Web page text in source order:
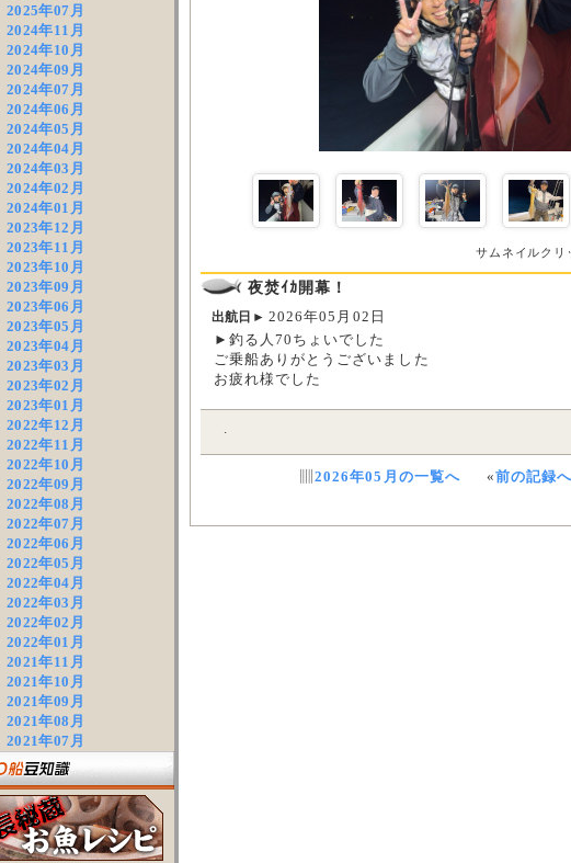
2025年07月
2024年11月
2024年10月
2024年09月
2024年07月
2024年06月
2024年05月
2024年04月
2024年03月
2024年02月
2024年01月
2023年12月
2023年11月
2023年10月
2023年09月
2023年06月
2023年05月
2023年04月
2023年03月
2023年02月
2023年01月
2022年12月
2022年11月
2022年10月
2022年09月
2022年08月
2022年07月
2022年06月
2022年05月
2022年04月
2022年03月
2022年02月
2022年01月
2021年11月
2021年10月
2021年09月
2021年08月
2021年07月
サムネイルクリ
夜焚ｲｶ開幕！
出航日►2026年05月02日
►釣る人70ちょいでした
ご乗船ありがとうございました
お疲れ様でした
▥2026年05月の一覧へ «前の記録へ